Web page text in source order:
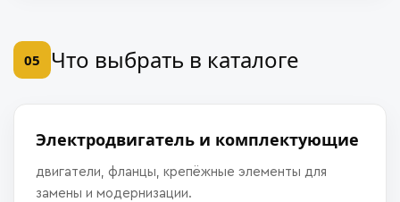
05 Что выбрать в каталоге
Электродвигатель и комплектующие
двигатели, фланцы, крепёжные элементы для
замены и модернизации.